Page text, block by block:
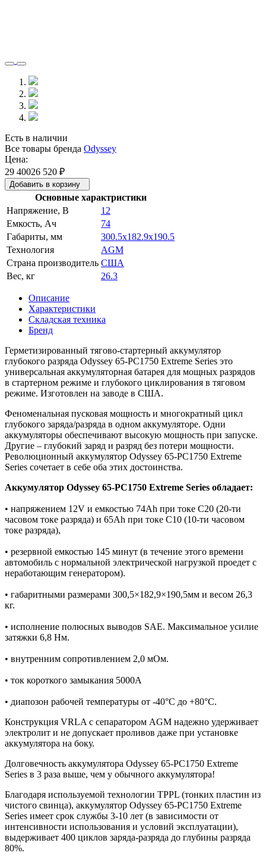
Есть в наличии
Все товары бренда Odyssey
Цена:
29 40026 520 ₽
Добавить в корзину
Основные характристики
Напряжение, В
12
Емкость, Ач
74
Габариты, мм
300.5x182.9x190.5
Технология
AGM
Страна производитель США
Вес, кг
26.3
Описание
Характеристики
Складская техника
Бренд
Герметизированный тягово-стартерный аккумулятор
глубокого разряда Odyssey 65-PC1750 Extreme Series это
универсальная аккумуляторная батарея для мощных разрядов
в стартерном режиме и глубокого циклирования в тяговом
режиме. Изготовлен на заводе в США.
Феноменальная пусковая мощность и многократный цикл
глубокого заряда/разряда в одном аккумуляторе. Одни
аккумуляторы обеспечивают высокую мощность при запуске.
Другие – глубокий заряд и разряд без потери мощности.
Революционный аккумулятор Odyssey 65-PC1750 Extreme
Series сочетает в себе оба этих достоинства.
Аккумулятор Odyssey 65-PC1750 Extreme Series обладает:
• напряжением 12V и емкостью 74Ah при токе С20 (20-ти
часовом токе разряда) и 65Ah при токе C10 (10-ти часовом
токе разряда),
• резервной емкостью 145 минут (в течение этого времени
автомобиль с нормальной электрической нагрузкой проедет с
неработающим генератором).
• габаритными размерами 300,5×182,9×190,5мм и весом 26,3
кг.
• исполнение полюсных выводов SAE. Максимальное усилие
затяжки 6,8 Нм.
• внутренним сопротивлением 2,0 мОм.
• ток короткого замыкания 5000A
• диапозон рабочей температуры от -40°C до +80°C.
Конструкция VRLA с сепаратором AGM надежно удерживает
электролит и не допускает проливов даже при установке
аккумулятора на боку.
Долговечность аккумулятора Odyssey 65-PC1750 Extreme
Series в 3 раза выше, чем у обычного аккумулятора!
Благодаря используемой технологии TPPL (тонких пластин из
чистого свинца), аккумулятор Odyssey 65-PC1750 Extreme
Series имеет срок службы 3-10 лет (в зависимости от
интенсивности использования и условий эксплуатации),
выдерживает 400 циклов заряда-разряда до глубины разряда
80%.